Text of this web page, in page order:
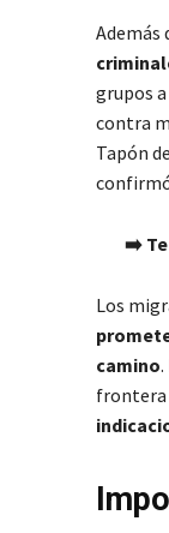
Además
grupos
contra
Tapón
➡️
Los
camino
frontera